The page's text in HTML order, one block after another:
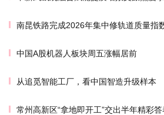
南昆铁路完成2026年集中修轨道质量指
中国A股机器人板块周五涨幅居前
从追觅智能工厂，看中国智造升级样本
常州高新区“拿地即开工”交出半年精彩答